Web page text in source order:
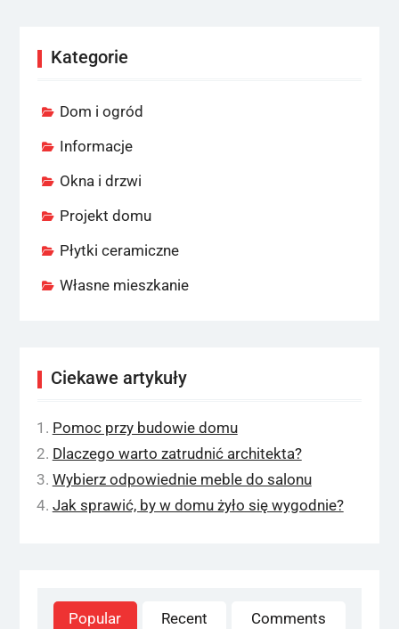
Kategorie
Dom i ogród
Informacje
Okna i drzwi
Projekt domu
Płytki ceramiczne
Własne mieszkanie
Ciekawe artykuły
Pomoc przy budowie domu
Dlaczego warto zatrudnić architekta?
Wybierz odpowiednie meble do salonu
Jak sprawić, by w domu żyło się wygodnie?
Popular Recent Comments